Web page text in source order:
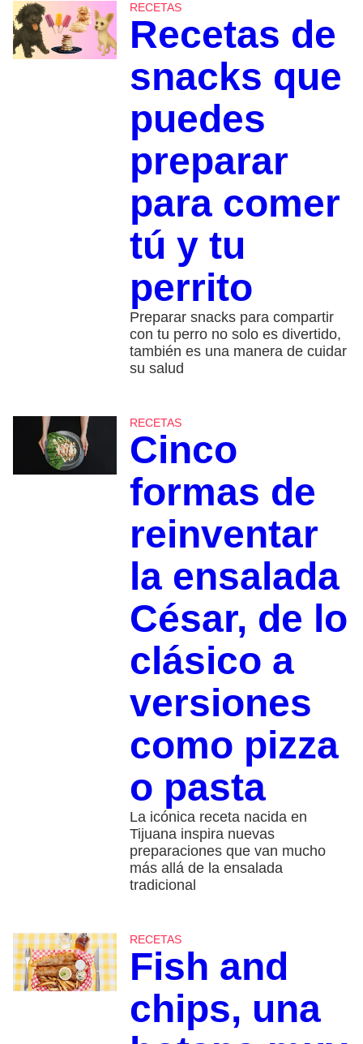
RECETAS
Recetas de
snacks que
puedes
preparar
para comer
tú y tu
perrito
Preparar snacks para compartir
con tu perro no solo es divertido,
también es una manera de cuidar
su salud
RECETAS
Cinco
formas de
reinventar
la ensalada
César, de lo
clásico a
versiones
como pizza
o pasta
La icónica receta nacida en
Tijuana inspira nuevas
preparaciones que van mucho
más allá de la ensalada
tradicional
RECETAS
Fish and
chips, una